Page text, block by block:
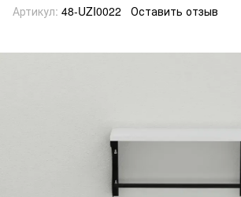
Артикул: 48-UZI0022 Оставить отзыв